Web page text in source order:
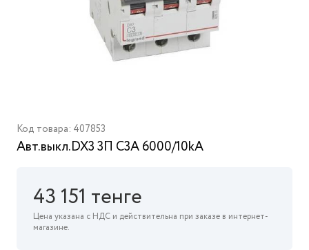
Код товара: 407853
Авт.выкл.DX3 3П С3A 6000/10kA
43 151 тенге
Цена указана с НДС и действительна при заказе в интернет-
магазине.